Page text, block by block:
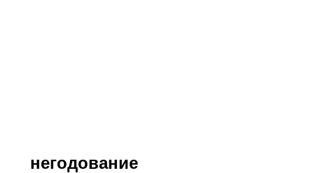
негодование